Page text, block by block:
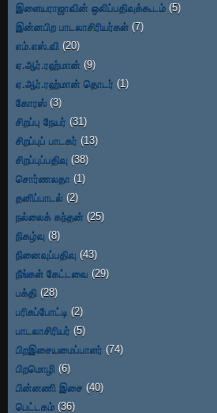
இளையராஜாவின் ஒலிப்பதிவுக்கூடம் (5)
இன்னபிற பாடலாசிரியர்கள் (7)
எம்.எஸ்.வி (20)
ஏ.ஆர்.ரஹ்மான் (9)
ஏ.ஆர்.ரஹ்மான் தொடர் (1)
கோரஸ் (3)
சிறப்பு நேயர் (31)
சிறப்புப் பாடகர் (13)
சிறப்புப்பதிவு (38)
சொர்ணலதா (1)
தனிப்பாடல் (2)
நல்லைக் கந்தன் (25)
நிகழ்வு (8)
நினைவுப்பதிவு (43)
நீங்கள் கேட்டவை (29)
பக்தி (28)
பரிசுப்போட்டி (2)
பாடலாசிரியர் (5)
பிறஇசையமைப்பாளர் (74)
பிறமொழி (6)
பின்னணி இசை (40)
பெட்டகம் (36)